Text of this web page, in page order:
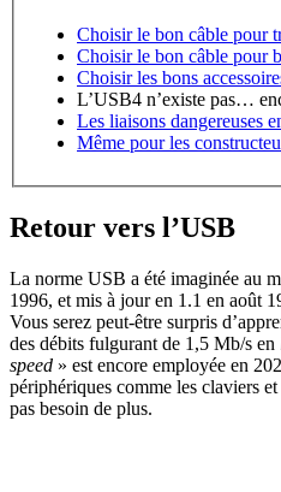
Choisir le bon câble pour
Choisir le bon câble pour
Choisir les bons
L’USB4 n’existe pas…
Les liaisons dangereuses
Même pour les
Retour vers l’USB
La norme USB a été imaginée au
1996, et mis à jour en 1.1 en août
Vous serez peut-être surpris
des débits fulgurant de 1,5 Mb/s en
speed » est encore employée en
périphériques comme les claviers
pas besoin de plus.